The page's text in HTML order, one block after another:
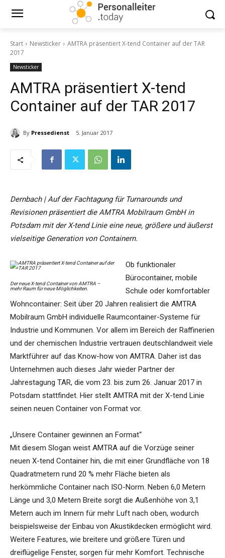
Start Newsticker
AMTRA präsentiert X-tend Container auf der TAR
2017
Newsticker
AMTRA präsentiert X-tend
Container auf der TAR 2017
By Pressedienst 5. Januar 2017
Dernbach | Auf der Fachtagung für Turnarounds und
Revisionen präsentiert die AMTRA Mobilraum GmbH in
Potsdam mit der X-tend Linie eine neue, größere und äußerst
vielseitige Generation von Containern.
Der neue X-tend Container von AMTRA –
mehr Raum für neue Möglichkeiten.
Ob funktionaler
Bürocontainer, mobile
Schule oder komfortabler
Wohncontainer: Seit über 20 Jahren realisiert die AMTRA
Mobilraum GmbH individuelle Raumcontainer-Systeme für
Industrie und Kommunen. Vor allem im Bereich der Raffinerien
und der chemischen Industrie vertrauen deutschlandweit viele
Marktführer auf das Know-how von AMTRA. Daher ist das
Unternehmen auch dieses Jahr wieder Partner der
Jahrestagung TAR, die vom 23. bis zum 26. Januar 2017 in
Potsdam stattfindet. Hier stellt AMTRA mit der X-tend Linie
seinen neuen Container von Format vor.
„Unsere Container gewinnen an Format“
Mit diesem Slogan weist AMTRA auf die Vorzüge seiner
neuen X-tend Container hin, die mit einer Grundfläche von 18
Quadratmetern rund 20 % mehr Fläche bieten als
herkömmliche Container nach ISO-Norm. Neben 6,0 Metern
Länge und 3,0 Metern Breite sorgt die Außenhöhe von 3,1
Metern auch im Innern für mehr Luft nach oben, wodurch
beispielsweise der Einbau von Akustikdecken ermöglicht wird.
Weitere Features, wie breitere und größere Türen und
dreiflügelige Fenster, sorgen für mehr Komfort. Technische